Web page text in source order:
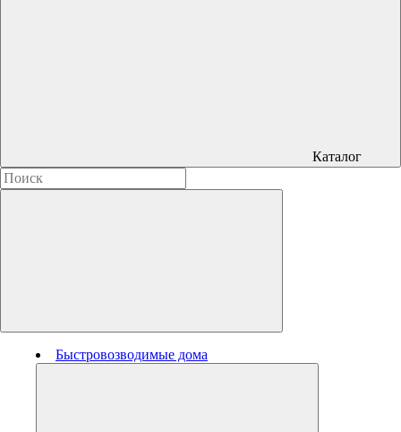
Каталог
Быстровозводимые дома